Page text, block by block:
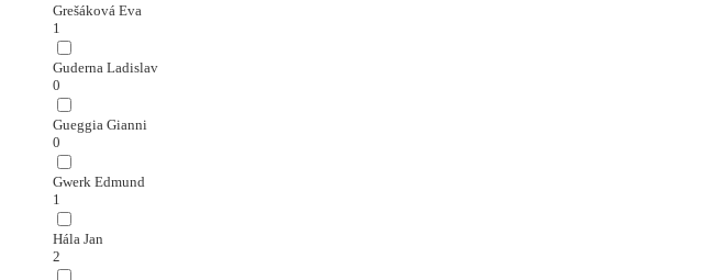
Grešáková Eva
1
Guderna Ladislav
0
Gueggia Gianni
0
Gwerk Edmund
1
Hála Jan
2